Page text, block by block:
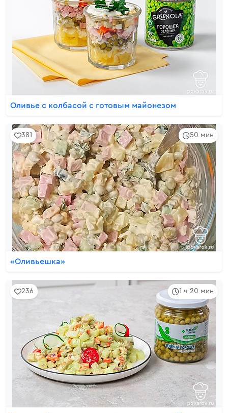
Оливье с колбасой с готовым майонезом
50 мин
381
«Оливьешка»
1 ч 20 мин
236